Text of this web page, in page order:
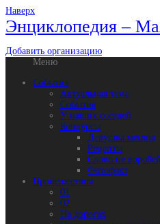
Наверх
Энциклопедия –
Добавить организацию
Меню
События
Актуальная тема
События
У наших соседей
Конкурсы
Девушка месяца
Рецепты
Слово не воробей
Фотофакт
Происшествия
01
02
На дорогах